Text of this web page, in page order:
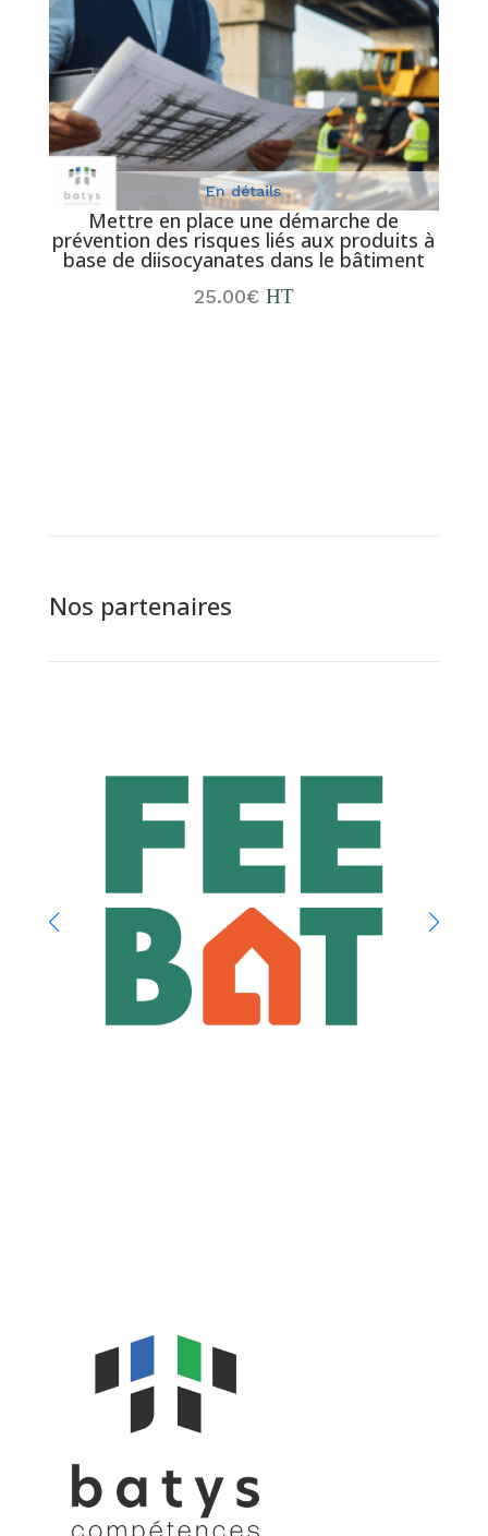
En détails
Mettre en place une démarche de
prévention des risques liés aux produits à
base de diisocyanates dans le bâtiment
25.00€ HT
Nos partenaires